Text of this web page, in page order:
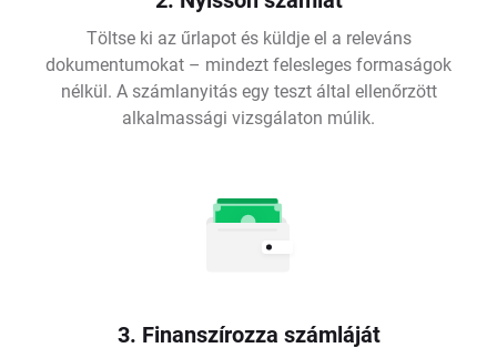
Töltse ki az űrlapot és küldje el a releváns
dokumentumokat – mindezt felesleges formaságok
nélkül. A számlanyitás egy teszt által ellenőrzött
alkalmassági vizsgálaton múlik.
3. Finanszírozza számláját